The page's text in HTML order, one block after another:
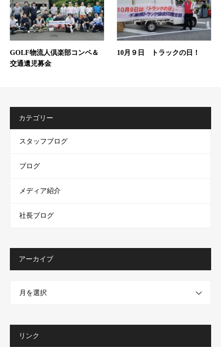
GOLF物流人倶楽部コンペ＆
交通遺児募金
10月９日 トラックの日！
カテゴリー
スタッフブログ
ブログ
メディア紹介
社長ブログ
アーカイブ
月を選択
リンク